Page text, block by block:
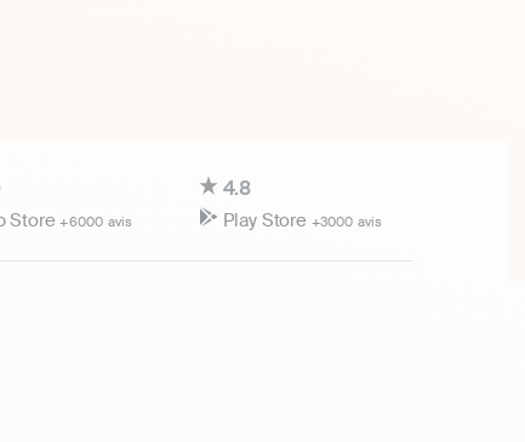
Store+6000 avis
4.8
Play Store +3000 avis